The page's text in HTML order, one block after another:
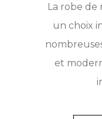
La robe de
un choix
et